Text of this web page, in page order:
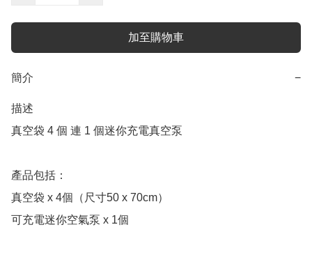
加至購物車
簡介 −
描述
真空袋 4 個 連 1 個迷你充電真空泵
產品包括：
真空袋 x 4個（尺寸50 x 70cm）
可充電迷你空氣泵 x 1個